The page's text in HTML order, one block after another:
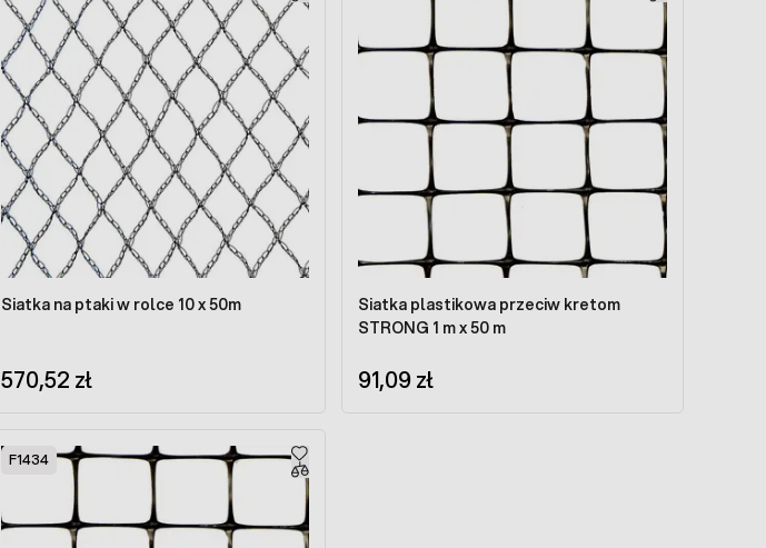
Siatka na ptaki w rolce 10 x 50m
570,52 zł
Siatka plastikowa przeciw kretom
STRONG 1 m x 50 m
91,09 zł
F1434